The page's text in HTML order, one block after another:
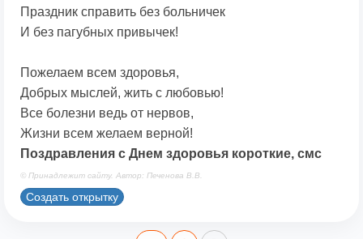
Праздник справить без больничек
И без пагубных привычек!
Пожелаем всем здоровья,
Добрых мыслей, жить с любовью!
Все болезни ведь от нервов,
Жизни всем желаем верной!
Поздравления с Днем здоровья короткие, смс
© Принадлежит сайту. Автор: Печенова В.В.
Создать открытку